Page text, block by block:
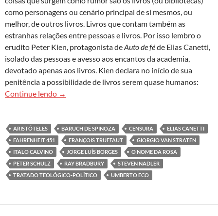
como personagens ou cenário principal de si mesmos, ou
melhor, de outros livros. Livros que contam também as
estranhas relações entre pessoas e livros. Por isso lembro o
erudito Peter Kien, protagonista deAuto de féde Elias Canetti,
isolado das pessoas e avesso aos encantos da academia,
devotado apenas aos livros. Kien declara no início de sua
penitência a possibilidade de livros serem quase humanos:
Continue lendo Livros personagens de livros
→
ARISTÓTELES BARUCH DE SPINOZA CENSURA
ELIAS CANETTI
FAHRENHEIT 451
FRANÇOIS TRUFFAUT
GIORGIO VAN STRATEN
ITALO CALVINO
JORGE LUÍS BORGES
O NOME DA ROSA
PETER SCHULZ
RAY BRADBURY
STEVEN NADLER
TRATADO TEOLÓGICO-POLÍTICO
UMBERTO ECO